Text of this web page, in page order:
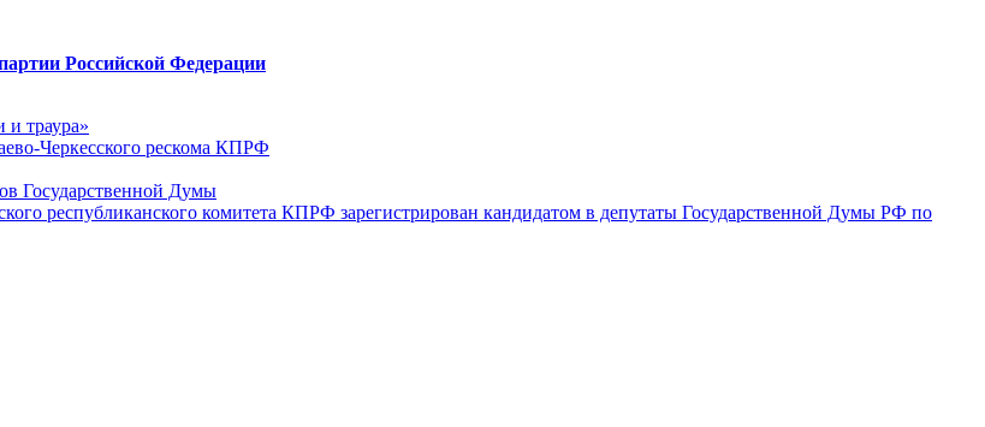
Российской Федерации
и траура»
Черкесского рескома КПРФ
Государственной Думы
республиканского комитета КПРФ зарегистрирован кандидатом в депутаты Государственной Думы РФ по